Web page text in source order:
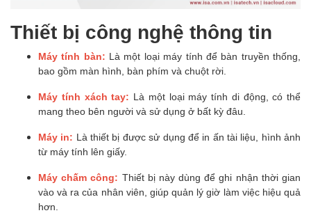
Thiết bị công nghệ thông tin
Máy tính bàn: Là một loại máy tính để bàn truyền thống,
bao gồm màn hình, bàn phím và chuột rời.
Máy tính xách tay: Là một loại máy tính di động, có thể
mang theo bên người và sử dụng ở bất kỳ đâu.
Máy in: Là thiết bị được sử dụng để in ấn tài liệu, hình ảnh
từ máy tính lên giấy.
Máy chấm công: Thiết bị này dùng để ghi nhận thời gian
vào và ra của nhân viên, giúp quản lý giờ làm việc hiệu quả
hơn.